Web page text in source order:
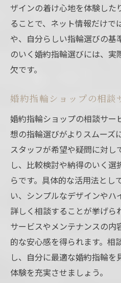
ザインの着け心地を体験した
ることで、ネット情報だけで
や、自分らしい指輪選びの基
のいく婚約指輪選びには、
欠です。
婚約指輪ショップの相談
婚約指輪ショップの相談サー
想の指輪選びがよりスムーズ
スタッフが希望や疑問に対
し、比較検討や納得のいく
らです。具体的な活用法とし
い、シンプルなデザインやハ
詳しく相談することが挙げら
サービスやメンテナンスの内
的な安心感を得られます。相
し、自分に最適な婚約指輪を
体験を充実させましょう。